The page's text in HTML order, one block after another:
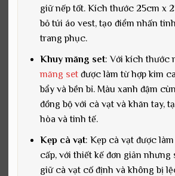
giữ nếp tốt. Kích thước 25cm x
bỏ túi áo vest, tạo điểm nhấn
trang phục.
Khuy măng set: Với kích thước
măng setđược làm từ hợp kim
bẩy và bền bỉ. Màu xanh đậm
đồng bộ với cà vạt và khăn tay,
hòa và tinh tế.
Kẹp cà vạt: Kẹp cà vạt được
cấp, với thiết kế đơn giản nhưng
giữ cà vạt cố định và không bị